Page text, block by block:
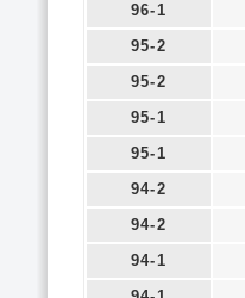
96-1
95-2
95-2
95-1
95-1
94-2
94-2
94-1